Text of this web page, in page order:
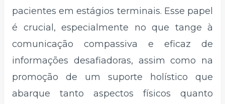
pacientes em estágios terminais. Esse papel
é crucial, especialmente no que tange à
comunicação compassiva e eficaz de
informações desafiadoras, assim como na
promoção de um suporte holístico que
abarque tanto aspectos físicos quanto